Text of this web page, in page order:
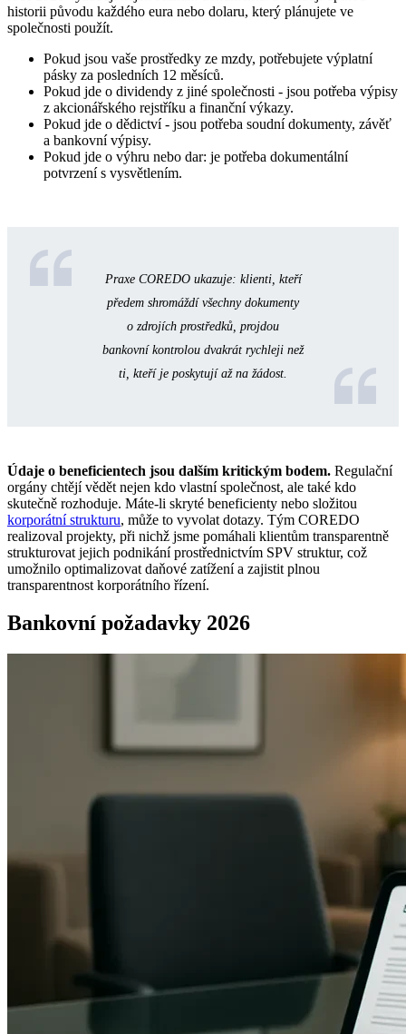
historii původu každého eura nebo dolaru, který plánujete ve
společnosti použít.
Pokud jsou vaše prostředky ze mzdy, potřebujete výplatní
pásky za posledních 12 měsíců.
Pokud jde o dividendy z jiné společnosti - jsou potřeba výpisy
z akcionářského rejstříku a finanční výkazy.
Pokud jde o dědictví - jsou potřeba soudní dokumenty, závěť
a bankovní výpisy.
Pokud jde o výhru nebo dar: je potřeba dokumentální
potvrzení s vysvětlením.
Praxe COREDO ukazuje: klienti, kteří
předem shromáždí všechny dokumenty
o zdrojích prostředků, projdou
bankovní kontrolou dvakrát rychleji než
ti, kteří je poskytují až na žádost.
Údaje o beneficientech jsou dalším kritickým bodem. Regulační
orgány chtějí vědět nejen kdo vlastní společnost, ale také kdo
skutečně rozhoduje. Máte-li skryté beneficienty nebo složitou
korporátní strukturu, může to vyvolat dotazy. Tým COREDO
realizoval projekty, při nichž jsme pomáhali klientům transparentně
strukturovat jejich podnikání prostřednictvím SPV struktur, což
umožnilo optimalizovat daňové zatížení a zajistit plnou
transparentnost korporátního řízení.
Bankovní požadavky 2026